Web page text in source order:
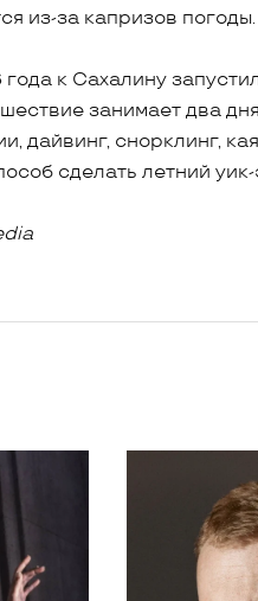
из-за капризов погоды.
к Сахалину
занимает два
дайвинг, снорклинг,
сделать летний